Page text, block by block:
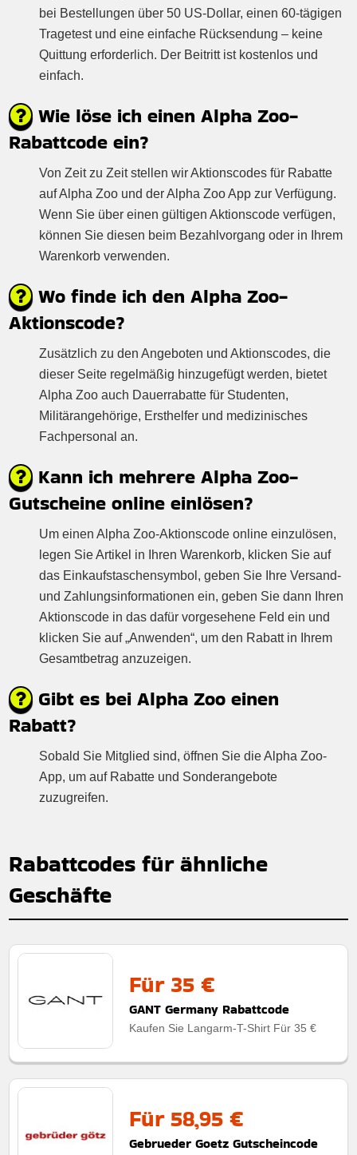
bei Bestellungen über 50 US-Dollar, einen 60-tägigen
Tragetest und eine einfache Rücksendung – keine
Quittung erforderlich. Der Beitritt ist kostenlos und
einfach.
Wie löse ich einen Alpha Zoo-
Rabattcode ein?
Von Zeit zu Zeit stellen wir Aktionscodes für Rabatte
auf Alpha Zoo und der Alpha Zoo App zur Verfügung.
Wenn Sie über einen gültigen Aktionscode verfügen,
können Sie diesen beim Bezahlvorgang oder in Ihrem
Warenkorb verwenden.
Wo finde ich den Alpha Zoo-
Aktionscode?
Zusätzlich zu den Angeboten und Aktionscodes, die
dieser Seite regelmäßig hinzugefügt werden, bietet
Alpha Zoo auch Dauerrabatte für Studenten,
Militärangehörige, Ersthelfer und medizinisches
Fachpersonal an.
Kann ich mehrere Alpha Zoo-
Gutscheine online einlösen?
Um einen Alpha Zoo-Aktionscode online einzulösen,
legen Sie Artikel in Ihren Warenkorb, klicken Sie auf
das Einkaufstaschensymbol, geben Sie Ihre Versand-
und Zahlungsinformationen ein, geben Sie dann Ihren
Aktionscode in das dafür vorgesehene Feld ein und
klicken Sie auf „Anwenden“, um den Rabatt in Ihrem
Gesamtbetrag anzuzeigen.
Gibt es bei Alpha Zoo einen
Rabatt?
Sobald Sie Mitglied sind, öffnen Sie die Alpha Zoo-
App, um auf Rabatte und Sonderangebote
zuzugreifen.
Rabattcodes für ähnliche
Geschäfte
Für 35 €
GANT Germany Rabattcode
Kaufen Sie Langarm-T-Shirt Für 35 €
Für 58,95 €
Gebrueder Goetz Gutscheincode